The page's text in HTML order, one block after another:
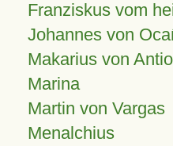
Franziskus vom
Johannes von
Makarius von
Marina
Martin von Vargas
Menalchius